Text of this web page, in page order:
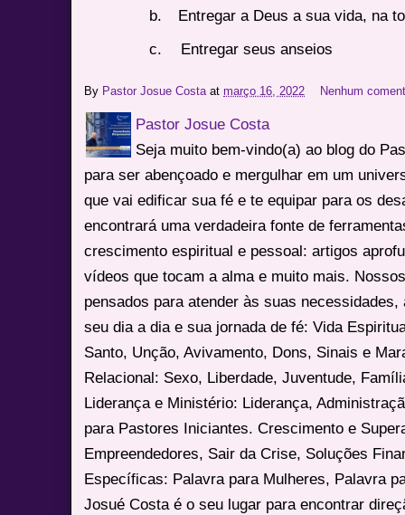
b.
Entregar a Deus a sua vida, na
c.
Entregar seus anseios
By Pastor Josue Costa atmarço 16, 2022 Nenhum
Pastor Josue Costa
Seja muito bem-vindo(a) ao blog do
para ser abençoado e mergulhar em um
que vai edificar sua fé e te equipar para os
encontrará uma verdadeira fonte de
crescimento espiritual e pessoal: artigos
vídeos que tocam a alma e muito mais.
pensados para atender às suas
seu dia a dia e sua jornada de fé: Vida
Santo, Unção, Avivamento, Dons, Sinais e
Relacional: Sexo, Liberdade, Juventude,
Liderança e Ministério: Liderança,
para Pastores Iniciantes. Crescimento e
Empreendedores, Sair da Crise, Soluções
Específicas: Palavra para Mulheres, Palavra
Josué Costa é o seu lugar para encontrar